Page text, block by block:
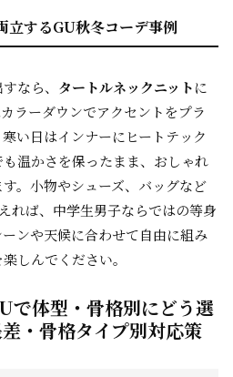
立するGU秋冬コーデ事例
なら、 タートルネックニットに
ラーダウンでアクセントをプラ
い日はインナーにヒートテック
温かさを保ったまま、おしゃれ
。小物やシューズ、バッグなど
れば、中学生男子ならではの等身
ンや天候に合わせて自由に組み
しんでください。
で体型・骨格別にどう選
・骨格タイプ別対応策